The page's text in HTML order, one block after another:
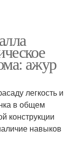
ажур
легкость и
в общем
конструкции
навыков